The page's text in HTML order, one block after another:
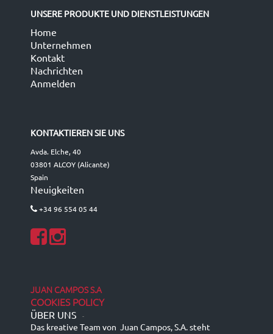
UNSERE PRODUKTE UND DIENSTLEISTUNGEN
Home
Unternehmen
Kontakt
Nachrichten
Anmelden
KONTAKTIEREN SIE UNS
Avda. Elche, 40
03801 ALCOY (Alicante)
Spain
Neuigkeiten
+34 96 554 05 44
JUAN CAMPOS S.A
COOKIES POLICY
ÜBER UNS -
Das kreative Team von Juan Campos, S.A. steht